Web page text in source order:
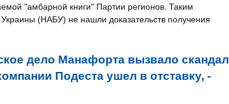
"амбарной книги" Партии регионов. Таким
(НАБУ) не нашли доказательств получения
дело Манафорта вызвало скандал
Подеста ушел в отставку, -